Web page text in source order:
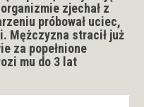
zjechał z
próbował uciec,
Mężczyzna stracił już
za popełnione
mu do 3 lat